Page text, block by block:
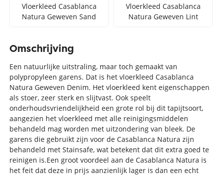
Vloerkleed Casablanca
Natura Geweven Sand
Vloerkleed Casablanca
Natura Geweven Lint
Omschrijving
Een natuurlijke uitstraling, maar toch gemaakt van
polypropyleen garens. Dat is het vloerkleed Casablanca
Natura Geweven Denim. Het vloerkleed kent eigenschappen
als stoer, zeer sterk en slijtvast. Ook speelt
onderhoudsvriendelijkheid een grote rol bij dit tapijtsoort,
aangezien het vloerkleed met alle reinigingsmiddelen
behandeld mag worden met uitzondering van bleek. De
garens die gebruikt zijn voor de Casablanca Natura zijn
behandeld met Stainsafe, wat betekent dat dit extra goed te
reinigen is.Een groot voordeel aan de Casablanca Natura is
het feit dat deze in prijs aanzienlijk lager is dan een echt